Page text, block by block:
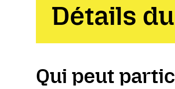
Détails
Qui peut